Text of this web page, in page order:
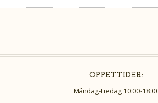
ÖPPETTIDER:
Måndag-Fredag 10:00-